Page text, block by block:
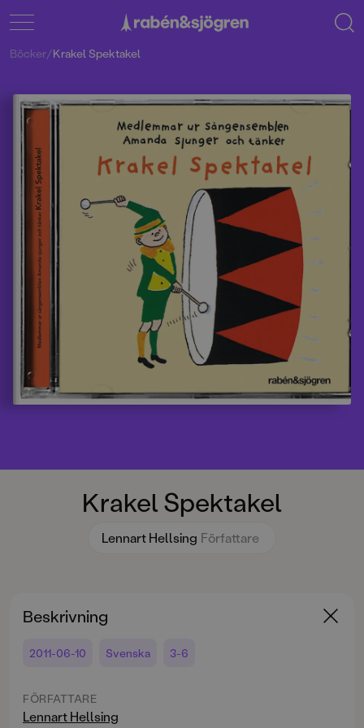
Krakel Spektakel
Lennart Hellsing Författare
Böcker/Krakel Spektakel
Beskrivning
2011-06-10 Svenska 3-6
FÖRFATTARE
Lennart Hellsing